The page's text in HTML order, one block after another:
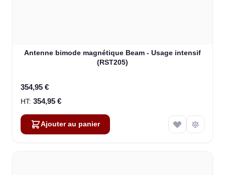
Antenne bimode magnétique Beam - Usage intensif
(RST205)
354,95 €
354,95 €
Ajouter au panier